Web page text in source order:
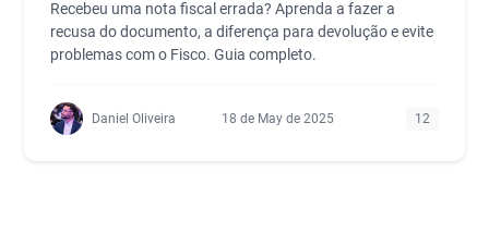
Recebeu uma nota fiscal errada? Aprenda a fazer a
recusa do documento, a diferença para devolução e evite
problemas com o Fisco. Guia completo.
Daniel Oliveira 18 de May de 2025 12